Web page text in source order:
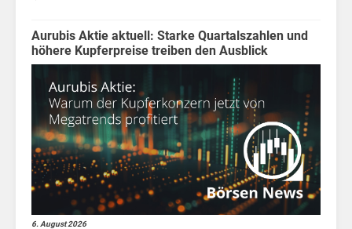
Aurubis Aktie aktuell: Starke Quartalszahlen und
höhere Kupferpreise treiben den Ausblick
6. August 2026